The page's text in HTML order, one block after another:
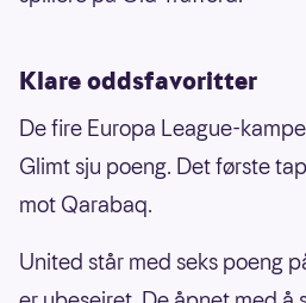
Klare oddsfavoritter
De fire Europa League-
Glimt sju poeng. Det første
mot Qarabaq.
United står med seks poeng